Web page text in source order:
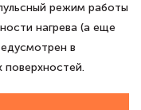
режим работы
нагрева (а еще
в
поверхностей.